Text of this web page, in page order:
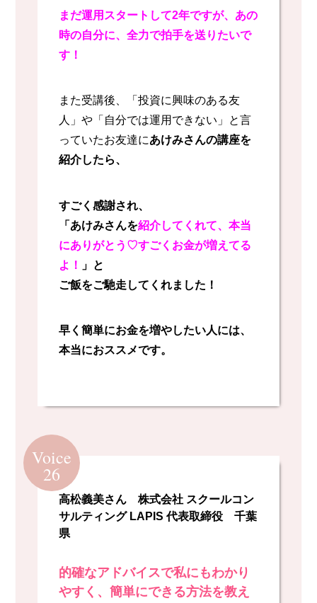
まだ運用スタートして2年ですが、 あの
時の自分に、全力で拍手を送りたいで
す！
また受講後、「投資に興味のある友
人」や「自分では運用できない」と言
っていたお友達にあけみさんの講座を
紹介したら、
すごく感謝され、
「あけみさんを紹介してくれて、本当
にありがとう♡すごくお金が増えてる
よ！
」と
ご飯をご馳走してくれました！
早く簡単にお金を増やしたい人には、
本当におススメです。
Voice
26
高松義美さん 株式会社 スクールコン
サルティング LAPIS 代表取締役 千葉
県
的確なアドバイスで私にもわかり
やすく、簡単にできる方法を教え